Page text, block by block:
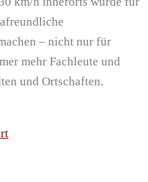
– nicht nur für
mehr Fachleute und
und Ortschaften.